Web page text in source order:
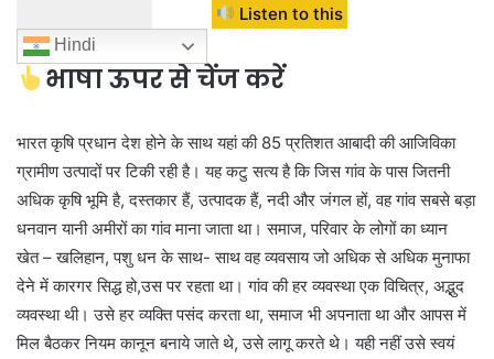
Listen to this
Hindi
भाषा ऊपर से चेंज करें
भारत कृषि प्रधान देश होने के साथ यहां की 85 प्रतिशत आबादी की आजिविका
ग्रामीण उत्पादों पर टिकी रही है। यह कटु सत्य है कि जिस गांव के पास जितनी
अधिक कृषि भूमि है, दस्तकार हैं, उत्पादक हैं, नदी और जंगल हों, वह गांव सबसे बड़ा
धनवान यानी अमीरों का गांव माना जाता था। समाज, परिवार के लोगों का ध्यान
खेत – खलिहान, पशु धन के साथ- साथ वह व्यवसाय जो अधिक से अधिक मुनाफा
देने में कारगर सिद्ध हो,उस पर रहता था। गांव की हर व्यवस्था एक विचित्र, अद्भुद
व्यवस्था थी। उसे हर व्यक्ति पसंद करता था, समाज भी अपनाता था और आपस में
मिल बैठकर नियम कानून बनाये जाते थे, उसे लागू करते थे। यही नहीं उसे स्वयं